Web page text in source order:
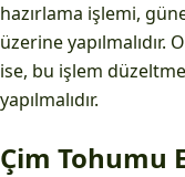
hazırlama işlemi,
üzerine
ise, bu işlem
yapılmalıdır.
Çim Tohumu